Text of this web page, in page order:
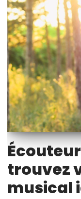
trouvez
musical